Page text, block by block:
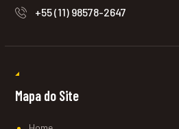
+55 (11) 98578-2647
Mapa do Site